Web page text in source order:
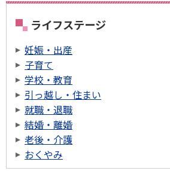
ライフステージ
妊娠・出産
子育て
学校・教育
引っ越し・住まい
就職・退職
結婚・離婚
老後・介護
おくやみ